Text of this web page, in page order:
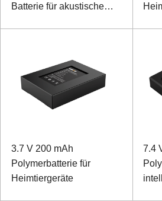
Batterie für akustische
3.7 V 200 mAh
Polymerbatterie für
Heimtiergeräte
7.4